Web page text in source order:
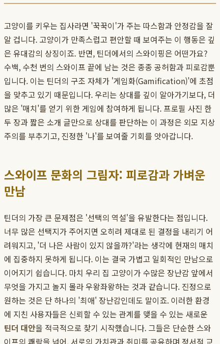
고양이를 키우는 집사라면 '꾹꾹이'가 주는 따스함과 안정감을 잘
알 겁니다. 고양이가 만족스럽고 편안할 때 보여주는 이 행동은 깊
은 유대감의 상징이죠. 반면, 틴더에서의 스와이핑은 어떤가요?
수백, 수천 번의 스와이프 끝에 남는 것은 종종 공허함과 피로감뿐
입니다. 이는 틴더의 구조 자체가 '게임화(Gamification)'에 초점
을 맞추고 있기 때문입니다. 우리는 상대를 깊이 알아가기보다, 더
많은 '매치'를 얻기 위한 게임에 참여하게 됩니다. 프로필 사진 한
두 장과 짧은 소개 글만으로 상대를 판단하는 이 과정은 외모 지상
주의를 부추기고, 진정한 '나'를 보여줄 기회를 앗아갑니다.
스와이프 문화의 그림자: 피로감과 가벼운
만남
틴더의 가장 큰 문제점은 '선택의 역설'을 유발한다는 점입니다.
너무 많은 선택지가 주어지면 오히려 제대로 된 결정을 내리기 어
려워지고, '더 나은 사람이 있지 않을까?'라는 생각에 현재의 매치
에 집중하지 못하게 됩니다. 이는 결국 가볍고 일회적인 만남으로
이어지기 쉽습니다. 마치 우리 집 고양이가 수많은 장난감 앞에서
무엇을 가지고 놀지 몰라 우왕좌왕하는 것과 같습니다. 진정으로
원하는 것은 단 하나의 '최애' 장난감인데도 말이죠. 이러한 환경
에 지친 사용자들은 신뢰할 수 있는 관계를 맺을 수 있는 새로운
틴더 대안을 적극적으로 찾기 시작했습니다. 그들은 단순한 스와
이프의 쾌락을 넘어, 서로의 가치관과 취미를 공유하며 정서적 교